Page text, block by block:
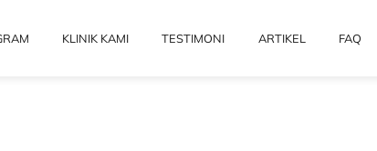
KLINIK KAMI TESTIMONI ARTIKEL FAQ